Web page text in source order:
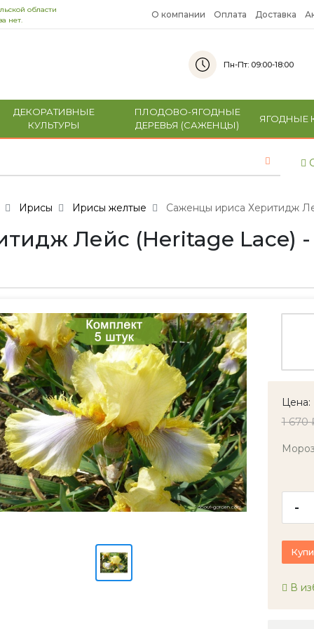
области
нет.
О компании Оплата Доставка
Пн-Пт: 09:00-18:00
ДЕКОРАТИВНЫЕ
КУЛЬТУРЫ
ПЛОДОВО-ЯГОДНЫЕ
ДЕРЕВЬЯ (САЖЕНЦЫ)
ЯГОДНЫЕ
Ирисы Ирисы желтые Саженцы ириса Херитидж
Лейс (Heritage Lace) -
Цена:
1 670
-
В